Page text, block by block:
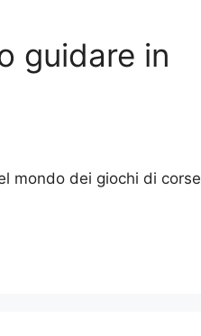
guidare in
mondo dei giochi di corse